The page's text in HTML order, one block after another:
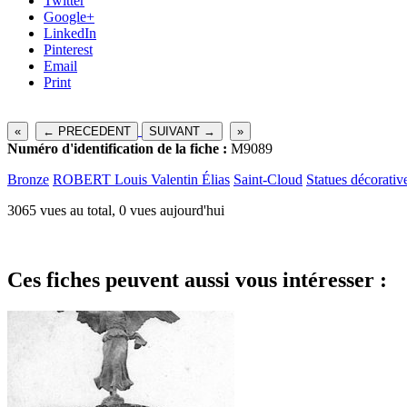
Google+
LinkedIn
Pinterest
Email
Print
« ← PRECEDENT SUIVANT → »
Numéro d'identification de la fiche : M9089
Bronze ROBERT Louis Valentin Élias Saint-Cloud Statues
3065 vues au total, 0 vues aujourd'hui
Ces fiches peuvent aussi vous intéresser :